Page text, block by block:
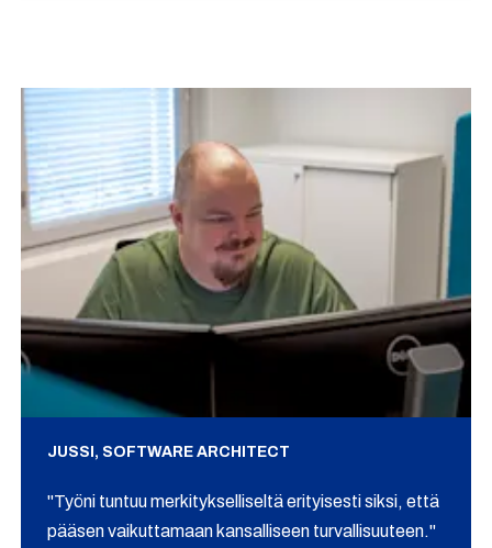
JUSSI, SOFTWARE ARCHITECT
"Työni tuntuu merkitykselliseltä erityisesti siksi, että
pääsen vaikuttamaan kansalliseen turvallisuuteen."